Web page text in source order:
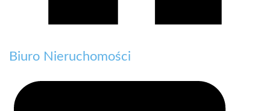
Biuro Nieruchomości